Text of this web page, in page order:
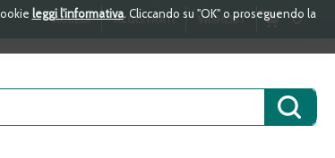
leggi l'informativa. Cliccando su "OK" o proseguendo la
ACCEDI REGISTRATI WISHLIST 0
ARTICOLI
INSERITI
Cerca